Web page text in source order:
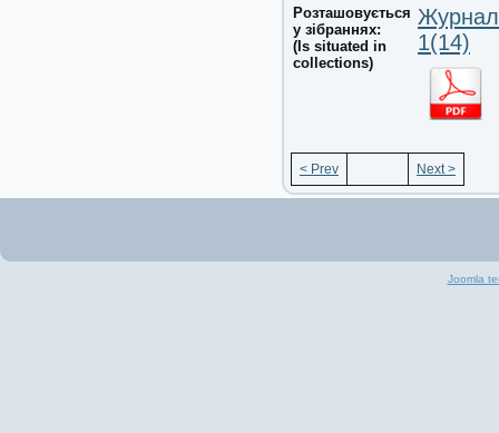
Розташовується
у зібраннях:
(Is situated in
collections)
Журнал
1(14)
< Prev Next >
Joomla